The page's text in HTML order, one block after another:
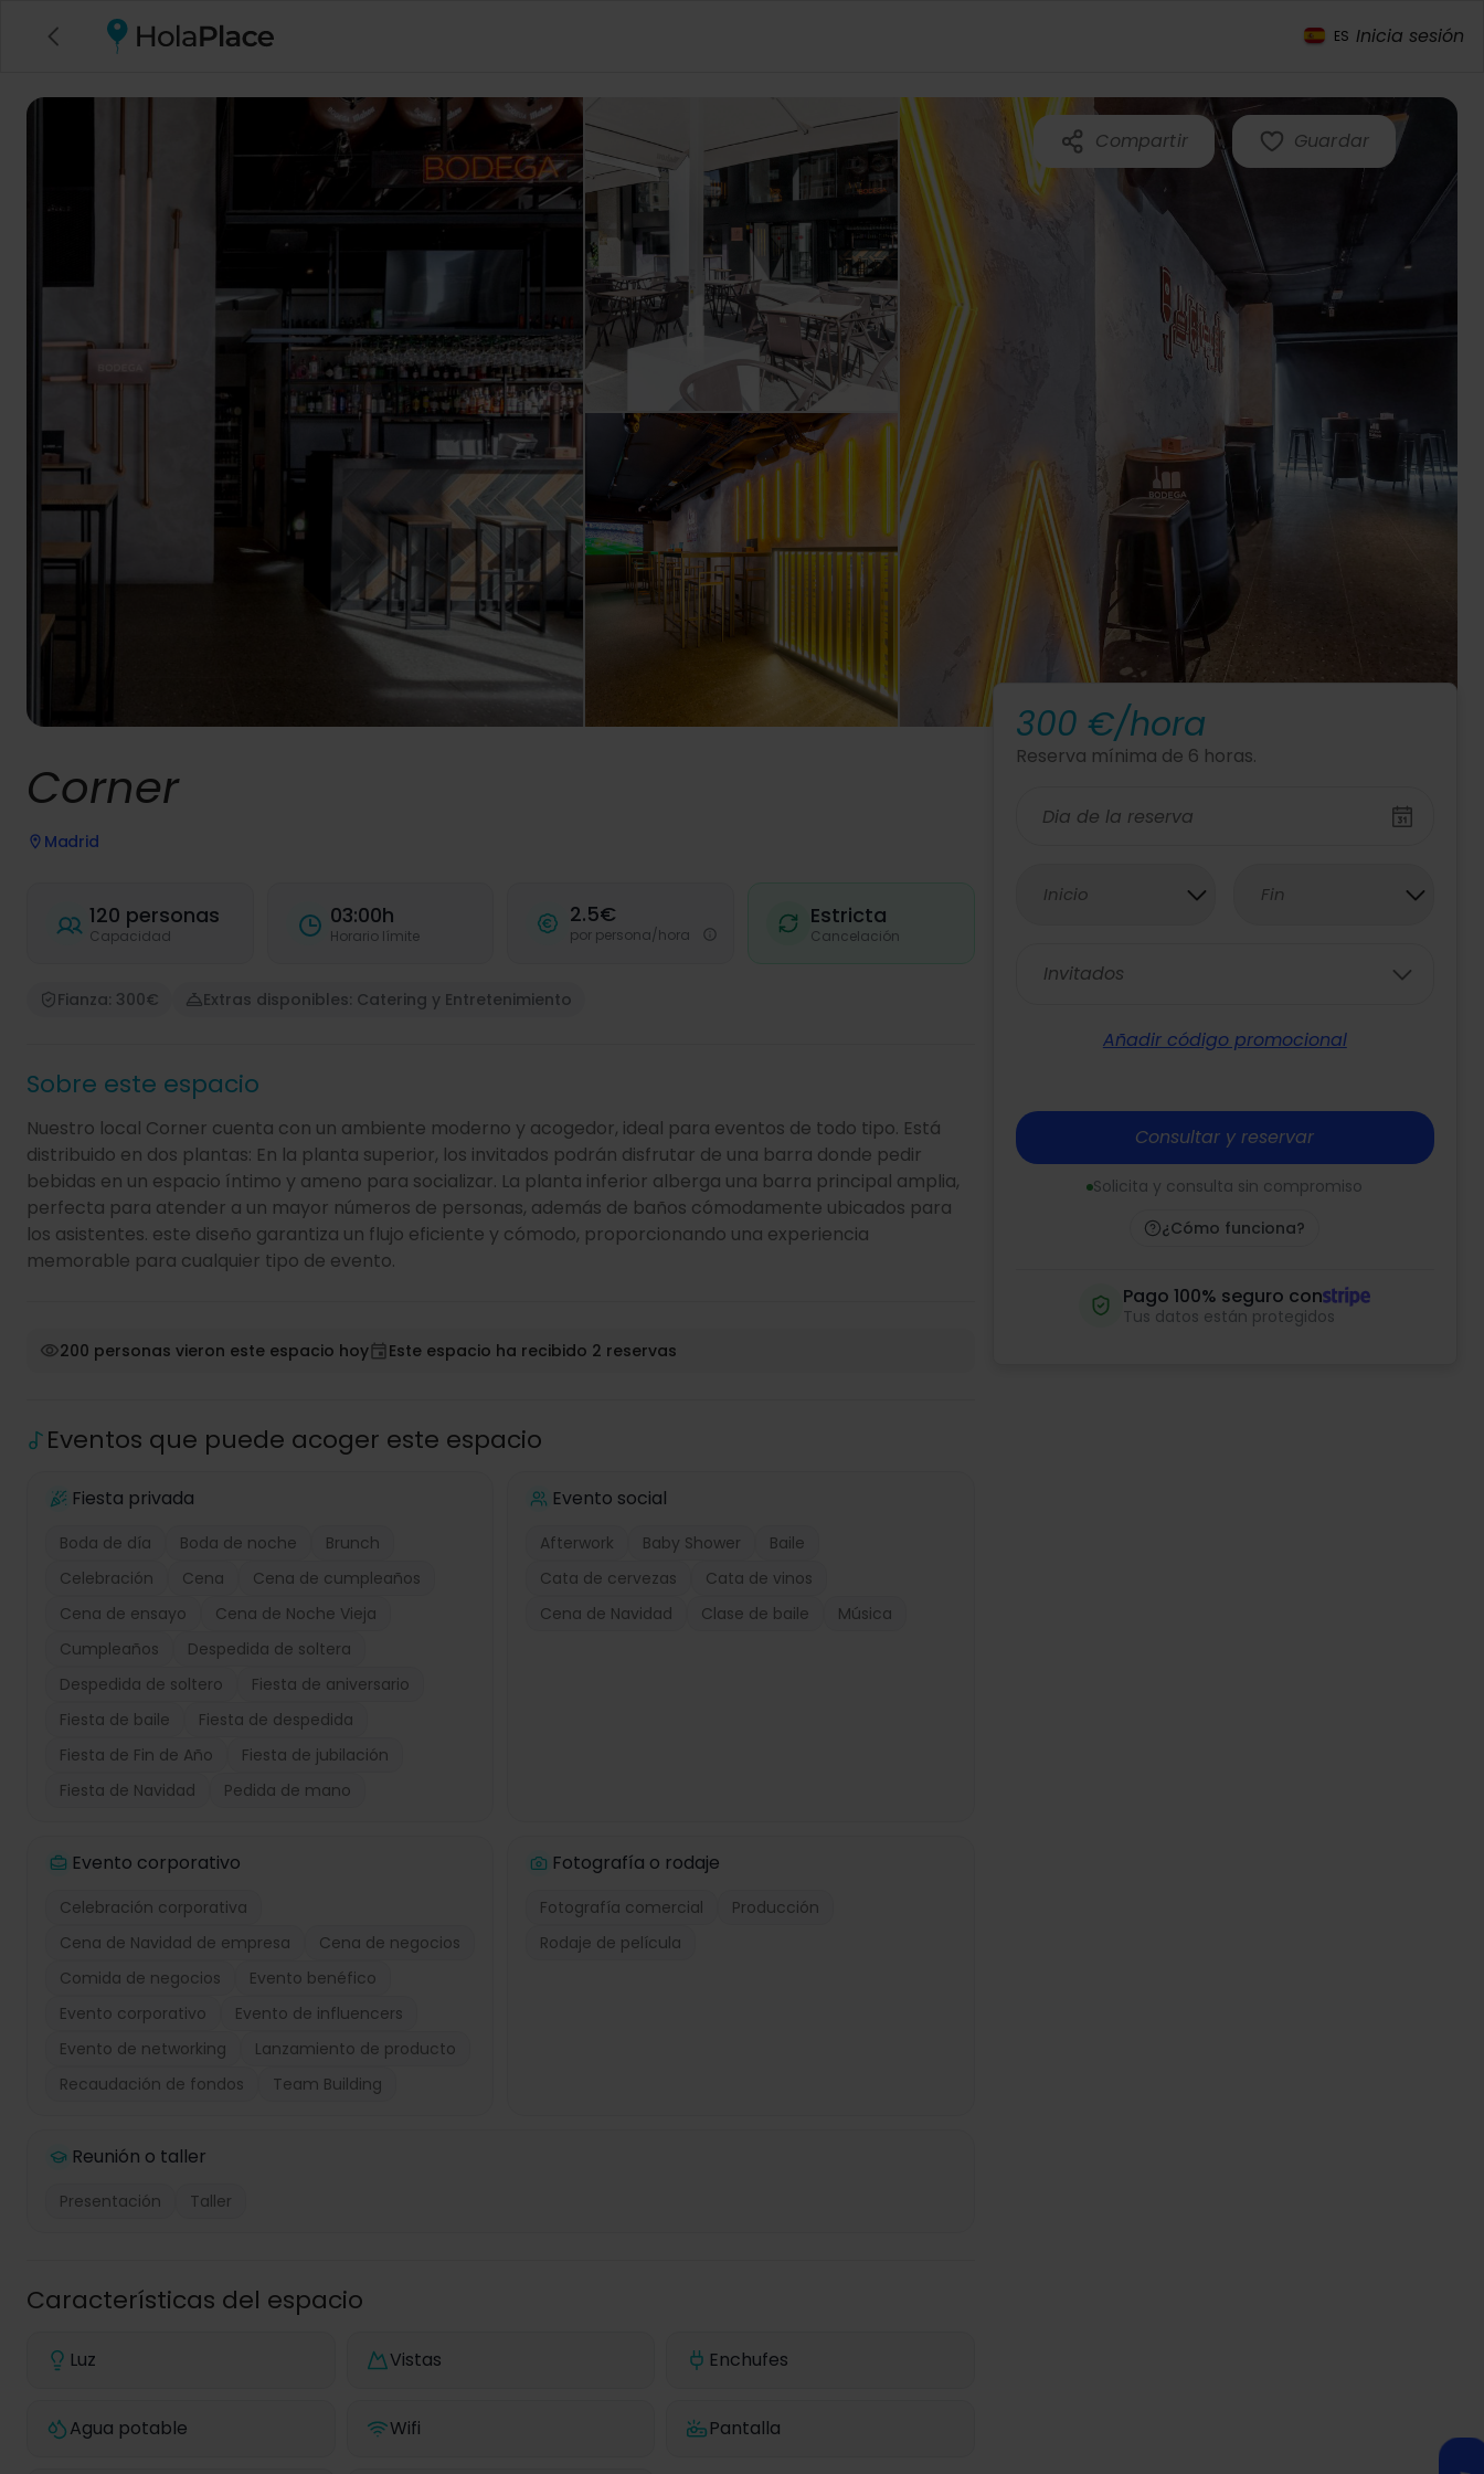
ES Inicia sesión
Compartir Guardar
Corner
Madrid
120 personas
Capacidad
03:00h
Horario límite
2.5€
por persona/hora
Estricta
Cancelación
Fianza: 300€ Extras disponibles: Catering y Entretenimiento
Sobre este espacio
Nuestro local Corner cuenta con un ambiente moderno y acogedor, ideal para eventos de todo tipo. Está
distribuido en dos plantas: En la planta superior, los invitados podrán disfrutar de una barra donde pedir
bebidas en un espacio íntimo y ameno para socializar. La planta inferior alberga una barra principal amplia,
perfecta para atender a un mayor números de personas, además de baños cómodamente ubicados para
los asistentes. este diseño garantiza un flujo eficiente y cómodo, proporcionando una experiencia
memorable para cualquier tipo de evento.
200 personas vieron este espacio hoy Este espacio ha recibido 2 reservas
Eventos que puede acoger este espacio
Fiesta privada
Boda de día Boda de noche
Brunch
Celebración
Cena
Cena de cumpleaños
Cena de ensayo
Cena de Noche Vieja
Cumpleaños
Despedida de soltera
Despedida de soltero
Fiesta de aniversario
Fiesta de baile
Fiesta de despedida
Fiesta de Fin de Año
Fiesta de jubilación
Fiesta de Navidad
Pedida de mano
Evento social
Afterwork Baby Shower
Baile
Cata de cervezas
Cata de vinos
Cena de Navidad
Clase de baile Música
Evento corporativo
Celebración corporativa
Cena de Navidad de empresa
Cena de negocios
Comida de negocios
Evento benéfico
Evento corporativo
Evento de influencers
Evento de networking
Lanzamiento de producto
Recaudación de fondos
Team Building
Fotografía o rodaje
Fotografía comercial
Producción
Rodaje de película
Reunión o taller
Presentación Taller
Características del espacio
Luz Vistas Enchufes
Agua potable Wifi Pantalla
300 €/hora
Reserva mínima de 6 horas.
Inicio Fin
Invitados
Añadir código promocional
Consultar y reservar
Solicita y consulta sin compromiso
¿Cómo funciona?
Pago 100% seguro con
Tus datos están protegidos